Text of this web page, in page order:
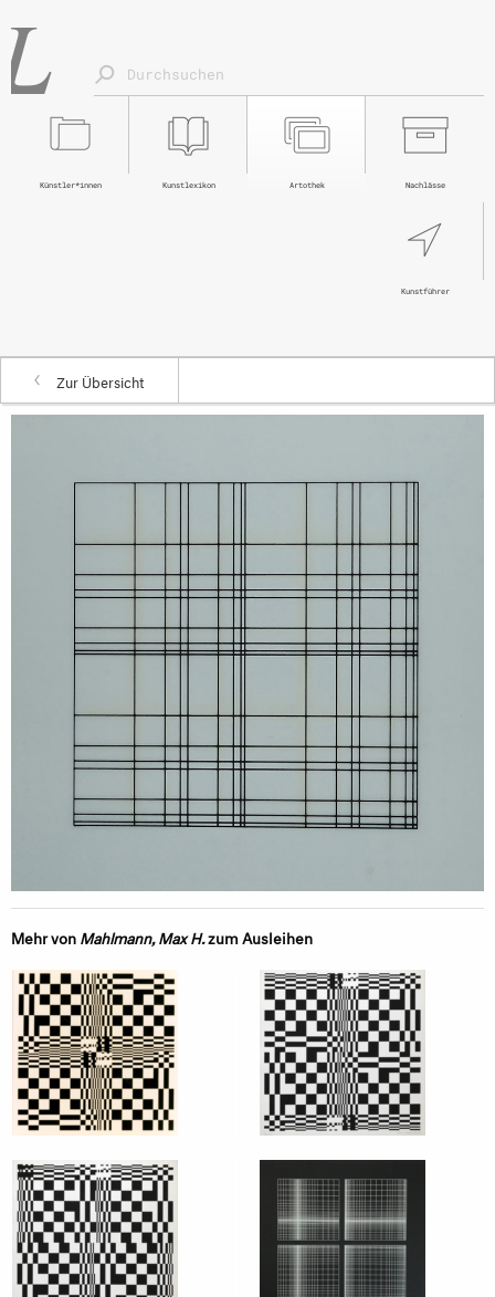
Nachlässe
Artothek
Kunstlexikon
Künstler*innen
Kunstführer
Zur Übersicht
Mehr vonMahlmann, Max H.zum Ausleihen